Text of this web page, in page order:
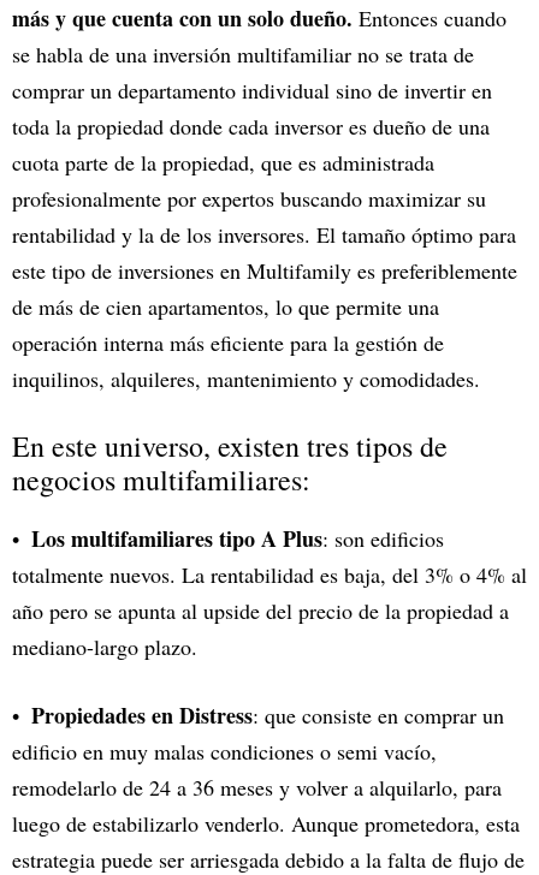
más y que cuenta con un solo dueño. Entonces cuando
se habla de una inversión multifamiliar no se trata de
comprar un departamento individual sino de invertir en
toda la propiedad donde cada inversor es dueño de una
cuota parte de la propiedad, que es administrada
profesionalmente por expertos buscando maximizar su
rentabilidad y la de los inversores. El tamaño óptimo para
este tipo de inversiones en Multifamily es preferiblemente
de más de cien apartamentos, lo que permite una
operación interna más eficiente para la gestión de
inquilinos, alquileres, mantenimiento y comodidades.
En este universo, existen tres tipos de
negocios multifamiliares:
Los multifamiliares tipo A Plus: son edificios
totalmente nuevos. La rentabilidad es baja, del 3% o 4% al
año pero se apunta al upside del precio de la propiedad a
mediano-largo plazo.
Propiedades en Distress: que consiste en comprar un
edificio en muy malas condiciones o semi vacío,
remodelarlo de 24 a 36 meses y volver a alquilarlo, para
luego de estabilizarlo venderlo. Aunque prometedora, esta
estrategia puede ser arriesgada debido a la falta de flujo de